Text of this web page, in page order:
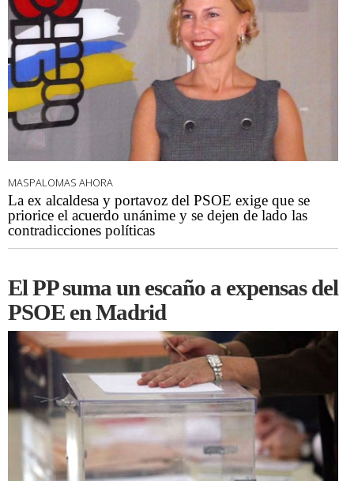
MASPALOMAS AHORA
La ex alcaldesa y portavoz del PSOE exige que se
priorice el acuerdo unánime y se dejen de lado las
contradicciones políticas
El PP suma un escaño a expensas del
PSOE en Madrid